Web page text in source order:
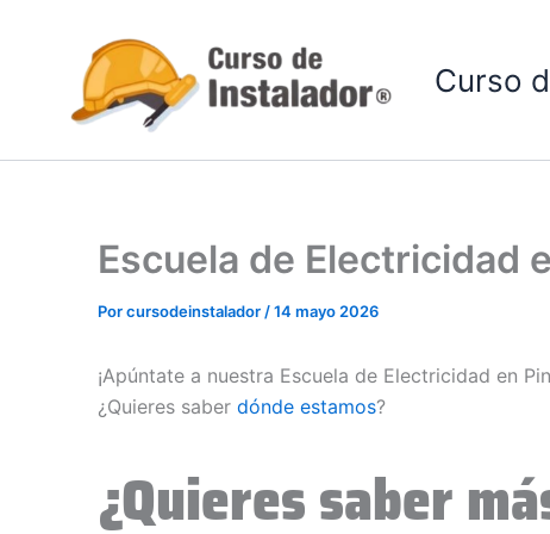
contenido
Curso
Escuela de Electricidad
Porcursodeinstalador/14 mayo 2026
¡Apúntate a nuestra Escuela de Electricidad en
¿Quieres saber dónde estamos?
¿Quieres saber